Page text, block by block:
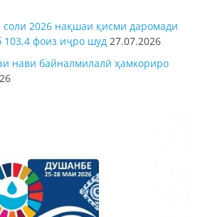
2026 нақшаи қисми даромади
103,4 фоиз иҷро шуд 27.07.2026
нави байналмилалӣ ҳамкориро